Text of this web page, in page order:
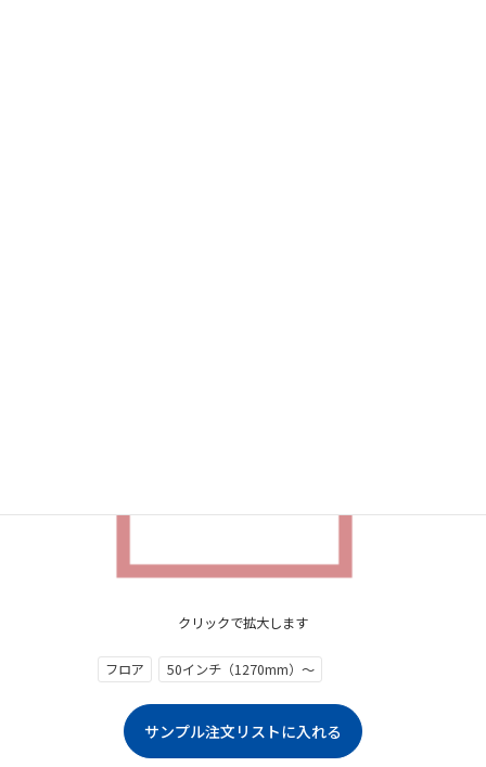
クリックで拡大します
フロア 50インチ（1270mm）～